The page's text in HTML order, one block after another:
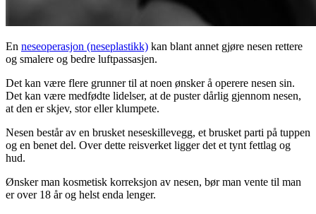
En neseoperasjon (neseplastikk) kan blant annet gjøre nesen rettere
og smalere og bedre luftpassasjen.
Det kan være flere grunner til at noen ønsker å operere nesen sin.
Det kan være medfødte lidelser, at de puster dårlig gjennom nesen,
at den er skjev, stor eller klumpete.
Nesen består av en brusket neseskillevegg, et brusket parti på tuppen
og en benet del. Over dette reisverket ligger det et tynt fettlag og
hud.
Ønsker man kosmetisk korreksjon av nesen, bør man vente til man
er over 18 år og helst enda lenger.